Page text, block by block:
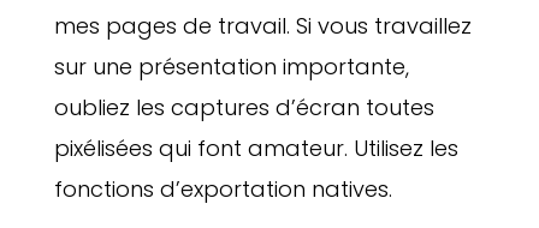
mes pages de travail. Si vous travaillez
sur une présentation importante,
oubliez les captures d’écran toutes
pixélisées qui font amateur. Utilisez les
fonctions d’exportation natives.